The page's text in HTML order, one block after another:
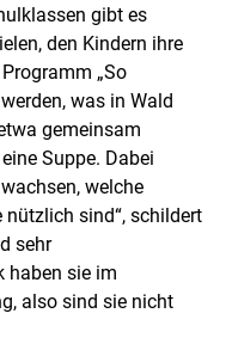
gibt es
den Kindern ihre
„So
was in Wald
gemeinsam
Suppe. Dabei
welche
sind“, schildert
sehr
haben sie im
also sind sie nicht